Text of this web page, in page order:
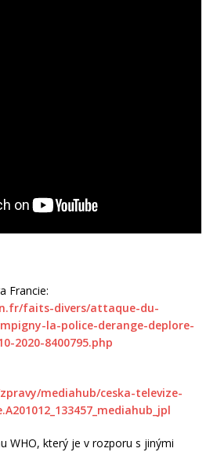
Francie:
faits-divers/attaque-du-
la-police-derange-deplore-
2020-8400795.php
mediahub/ceska-televize-
WHO, který je v rozporu s jinými